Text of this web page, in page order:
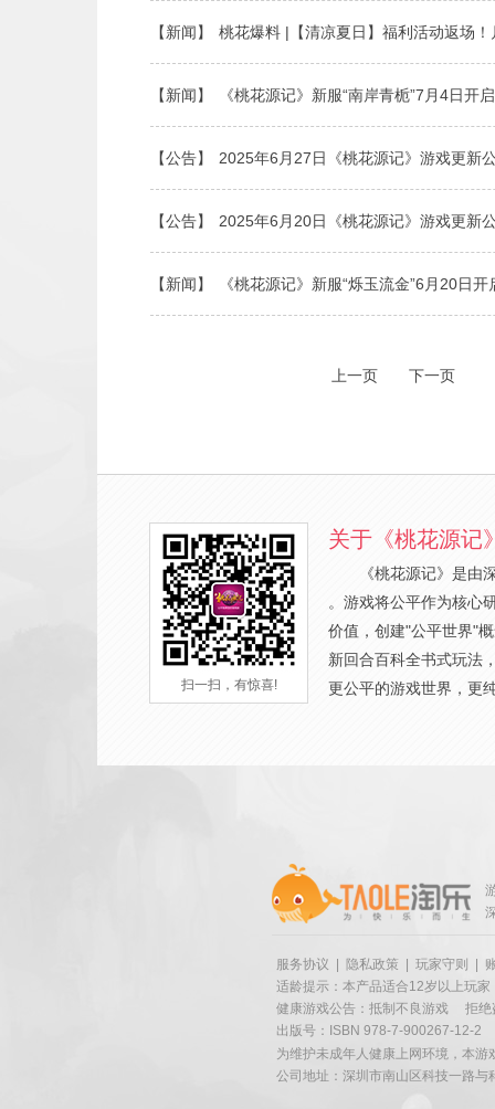
【新闻】 桃花爆料 |【清凉夏日】福利活动返场
【新闻】 《桃花源记》新服“南岸青栀”7月4日开启
【公告】 2025年6月27日《桃花源记》游戏更新
【公告】 2025年6月20日《桃花源记》游戏更新
【新闻】 《桃花源记》新服“烁玉流金”6月20日开
上一页 下一页
扫一扫，有惊喜!
关于《桃花源记
《桃花源记》是由
。游戏将公平作为核心
价值，创建"公平世界"
新回合百科全书式玩法
更公平的游戏世界，更
服务协议 隐私政策 玩家守则
适龄提示：本产品适合12岁以上玩家
健康游戏公告：抵制不良游戏
拒绝
出版号：ISBN 978-7-900267-12-2
为维护未成年人健康上网环境，本
公司地址：深圳市南山区科技一路